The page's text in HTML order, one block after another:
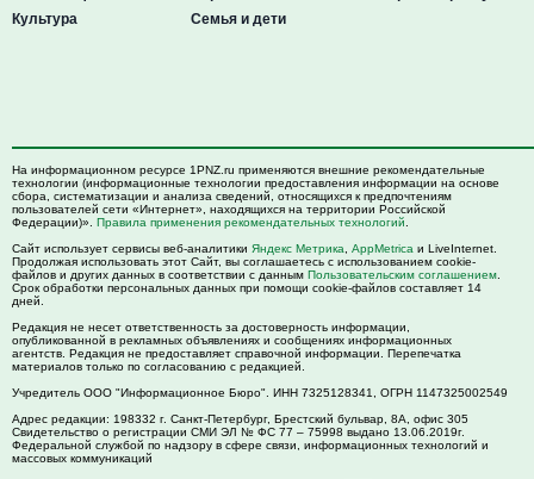
Культура
Семья и дети
На информационном ресурсе 1PNZ.ru применяются внешние рекомендательные
технологии (информационные технологии предоставления информации на основе
сбора, систематизации и анализа сведений, относящихся к предпочтениям
пользователей сети «Интернет», находящихся на территории Российской
Федерации)». Правила применения рекомендательных технологий
Сайт использует сервисы веб-аналитики Яндекс Метрика AppMetrica и LiveInternet.
Продолжая использовать этот Сайт, вы соглашаетесь с использованием cookie-
файлов и других данных в соответствии с данным Пользовательским соглашением
Срок обработки персональных данных при помощи cookie-файлов составляет 14
дней.
Редакция не несет ответственность за достоверность информации,
опубликованной в рекламных объявлениях и сообщениях информационных
агентств. Редакция не предоставляет справочной информации. Перепечатка
материалов только по согласованию с редакцией.
Учредитель ООО "Информационное Бюро". ИНН 7325128341, ОГРН 1147325002549
Адрес редакции: 198332 г. Санкт-Петербург, Брестский бульвар, 8А, офис 305
Свидетельство о регистрации СМИ ЭЛ № ФС 77 – 75998 выдано 13.06.2019г.
Федеральной службой по надзору в сфере связи, информационных технологий и
массовых коммуникаций